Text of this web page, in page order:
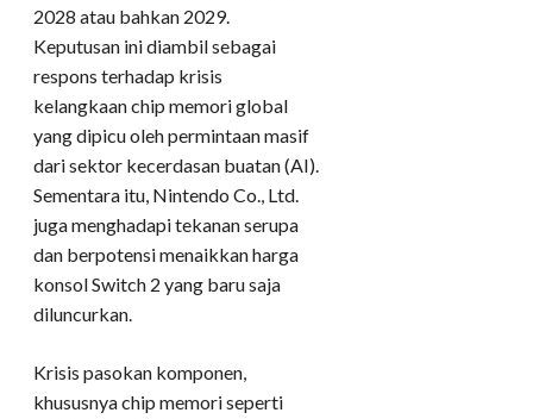
2028 atau bahkan 2029.
Keputusan ini diambil sebagai
respons terhadap krisis
kelangkaan chip memori global
yang dipicu oleh permintaan masif
dari sektor kecerdasan buatan (AI).
Sementara itu, Nintendo Co., Ltd.
juga menghadapi tekanan serupa
dan berpotensi menaikkan harga
konsol Switch 2 yang baru saja
diluncurkan.
Krisis pasokan komponen,
khususnya chip memori seperti